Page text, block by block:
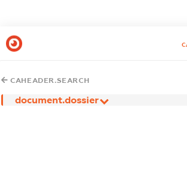
CAHEADER.SEARCH
document.dossier